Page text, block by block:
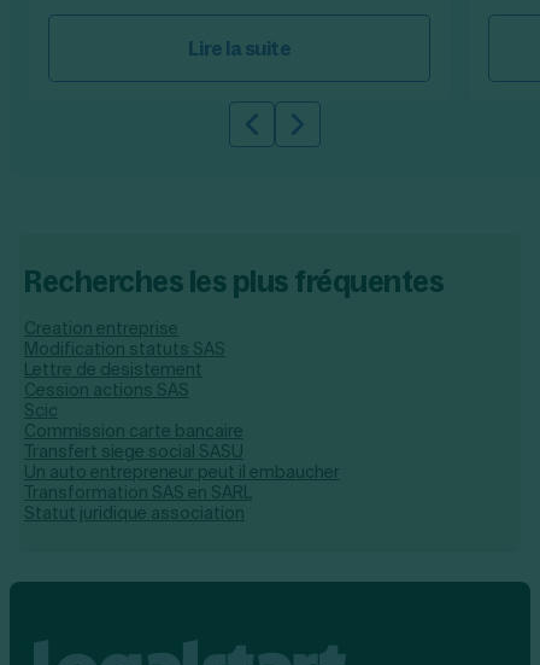
Lire la suite
Slide précédente
Slide suivante
Recherches les plus fréquentes
Creation entreprise
Modification statuts SAS
Lettre de desistement
Cession actions SAS
Scic
Commission carte bancaire
Transfert siege social SASU
Un auto entrepreneur peut il embaucher
Transformation SAS en SARL
Statut juridique association